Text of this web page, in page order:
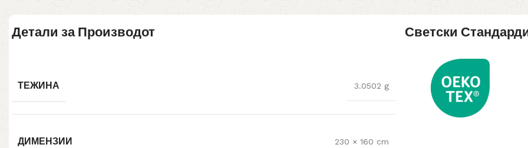
Детали за Производот
ТЕЖИНА 3.0502 g
ДИМЕНЗИИ 230 × 160 cm
Светски